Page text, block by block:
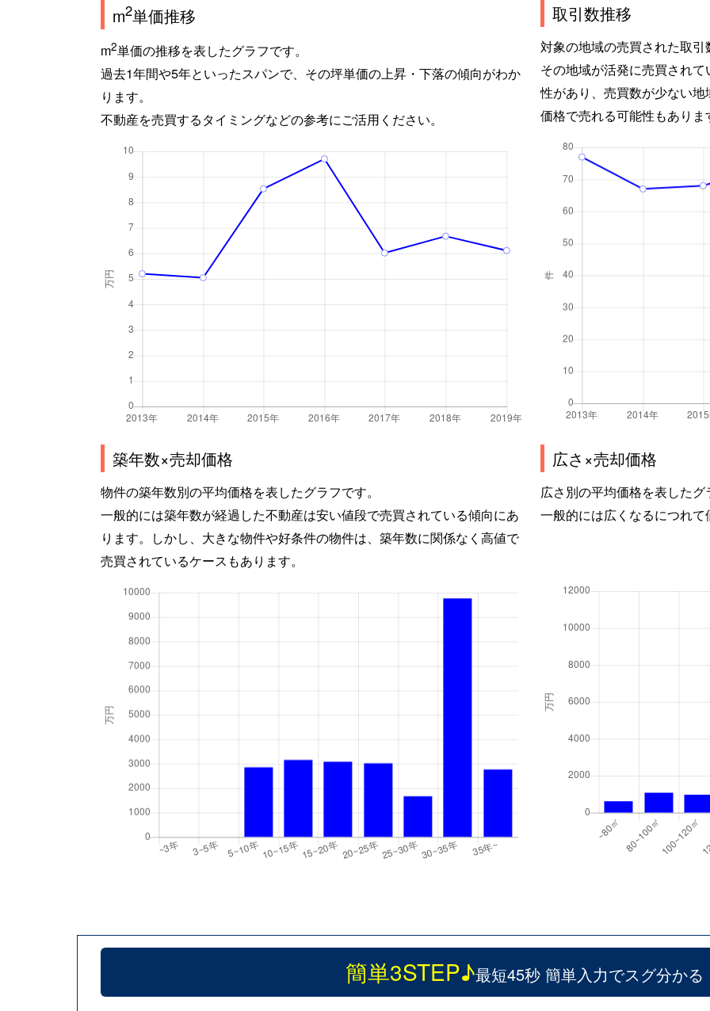
m2単価推移
m2単価の推移を表したグラフです。
過去1年間や5年といったスパンで、その坪単価の上昇・下落の傾向がわか
ります。
不動産を売買するタイミングなどの参考にご活用ください。
取引数推移
対象の地域の売買された取
その地域が活発に売買され
性があり、売買数が少ない
価格で売れる可能性もありま
築年数×売却価格
物件の築年数別の平均価格を表したグラフです。
一般的には築年数が経過した不動産は安い値段で売買されている傾向にあ
ります。しかし、大きな物件や好条件の物件は、築年数に関係なく高値で
売買されているケースもあります。
広さ×売却価格
広さ別の平均価格を表した
一般的には広くなるにつれ
簡単3STEP♪最短45秒 簡単入力でスグ分かる